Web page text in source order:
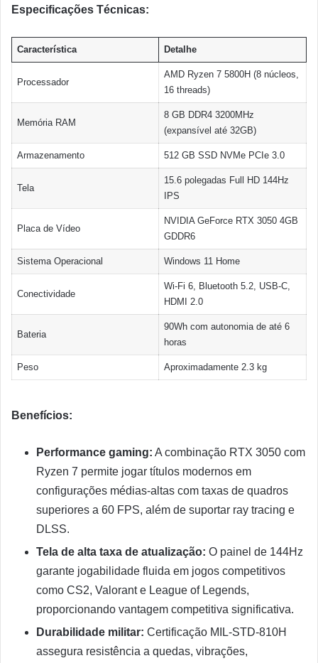
Especificações Técnicas:
Característica Detalhe
Processador
AMD Ryzen 7 5800H (8 núcleos,
16 threads)
Memória RAM
8 GB DDR4 3200MHz
(expansível até 32GB)
Armazenamento 512 GB SSD NVMe PCIe 3.0
Tela
15.6 polegadas Full HD 144Hz
IPS
Placa de Vídeo
NVIDIA GeForce RTX 3050 4GB
GDDR6
Sistema Operacional Windows 11 Home
Conectividade
Wi-Fi 6, Bluetooth 5.2, USB-C,
HDMI 2.0
Bateria
90Wh com autonomia de até 6
horas
Peso Aproximadamente 2.3 kg
Benefícios:
Performance gaming: A combinação RTX 3050 com
Ryzen 7 permite jogar títulos modernos em
configurações médias-altas com taxas de quadros
superiores a 60 FPS, além de suportar ray tracing e
DLSS.
Tela de alta taxa de atualização: O painel de 144Hz
garante jogabilidade fluida em jogos competitivos
como CS2, Valorant e League of Legends,
proporcionando vantagem competitiva significativa.
Durabilidade militar: Certificação MIL-STD-810H
assegura resistência a quedas, vibrações,